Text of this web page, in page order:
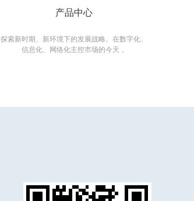
产品中心
探索新时期、新环境下的发展战略。在数字化、
信息化、网络化主控市场的今天，